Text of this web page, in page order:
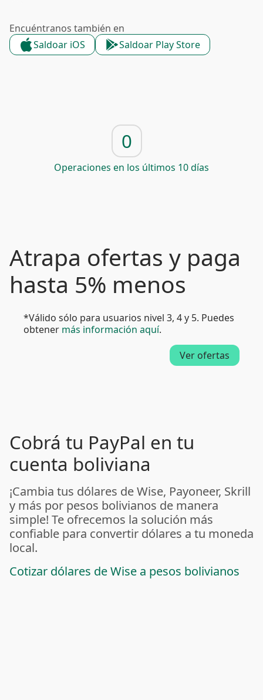
Encuéntranos también en
Saldoar iOS
Saldoar Play Store
0
Operaciones en los últimos 10 días
Atrapa ofertas y paga
hasta 5% menos
*Válido sólo para usuarios nivel 3, 4 y 5. Puedes
obtener más información aquí.
Ver ofertas
Cobrá tu PayPal en tu
cuenta boliviana
¡Cambia tus dólares de Wise, Payoneer, Skrill
y más por pesos bolivianos de manera
simple! Te ofrecemos la solución más
confiable para convertir dólares a tu moneda
local.
Cotizar dólares de Wise a pesos bolivianos